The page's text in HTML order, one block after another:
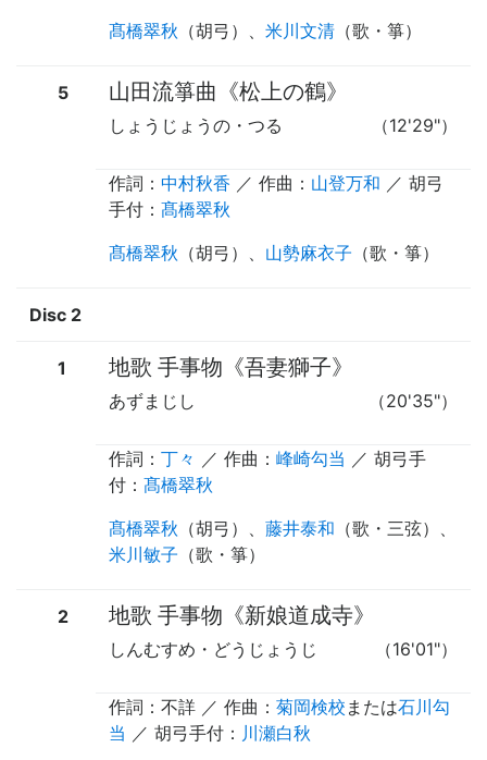
髙橋翠秋 （胡弓 ）、 米川文清 （歌 ・ 箏）
5 山田流箏曲《松上の鶴》
（12'29"）
しょうじょうの・つる
作詞： 中村秋香 ／ 作曲： 山登万和 ／ 胡弓
手付 ： 髙橋翠秋
髙橋翠秋 （胡弓 ）、 山勢麻衣子 （歌 ・ 箏）
Disc 2
1 地歌 手事物《吾妻獅子》
（20'35"）
あずまじし
作詞： 丁々 ／ 作曲： 峰崎勾当 ／ 胡弓手
付 ： 髙橋翠秋
髙橋翠秋 （胡弓 ）、 藤井泰和 （歌 ・ 三弦）、
米川敏子 （歌・箏）
2 地歌 手事物《新娘道成寺》
（16'01"）
しんむすめ・どうじょうじ
作詞：不詳 ／ 作曲： 菊岡検校 または石川勾
当 ／ 胡弓手付 ： 川瀬白秋